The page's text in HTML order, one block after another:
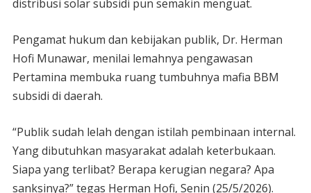
distribusi solar subsidi pun semakin menguat.
Pengamat hukum dan kebijakan publik, Dr. Herman
Hofi Munawar, menilai lemahnya pengawasan
Pertamina membuka ruang tumbuhnya mafia BBM
subsidi di daerah.
“Publik sudah lelah dengan istilah pembinaan internal.
Yang dibutuhkan masyarakat adalah keterbukaan.
Siapa yang terlibat? Berapa kerugian negara? Apa
sanksinya?” tegas Herman Hofi, Senin (25/5/2026).